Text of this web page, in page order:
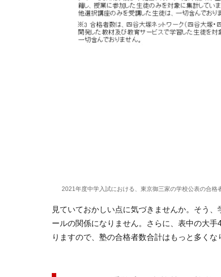
2021年度中学入試における、東京御三家の学校公表の合格
見ていておかしい点に気づきませんか。そう
ールの関係になりません。さらに、表中の大
りますので、塾の合格者数合計はもっと多く